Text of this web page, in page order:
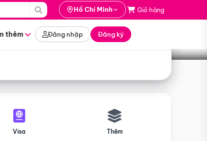
Hồ Chí Minh Giỏ hàng
thêm Đăng nhập Đăng ký
Tìm tour
Visa Thêm